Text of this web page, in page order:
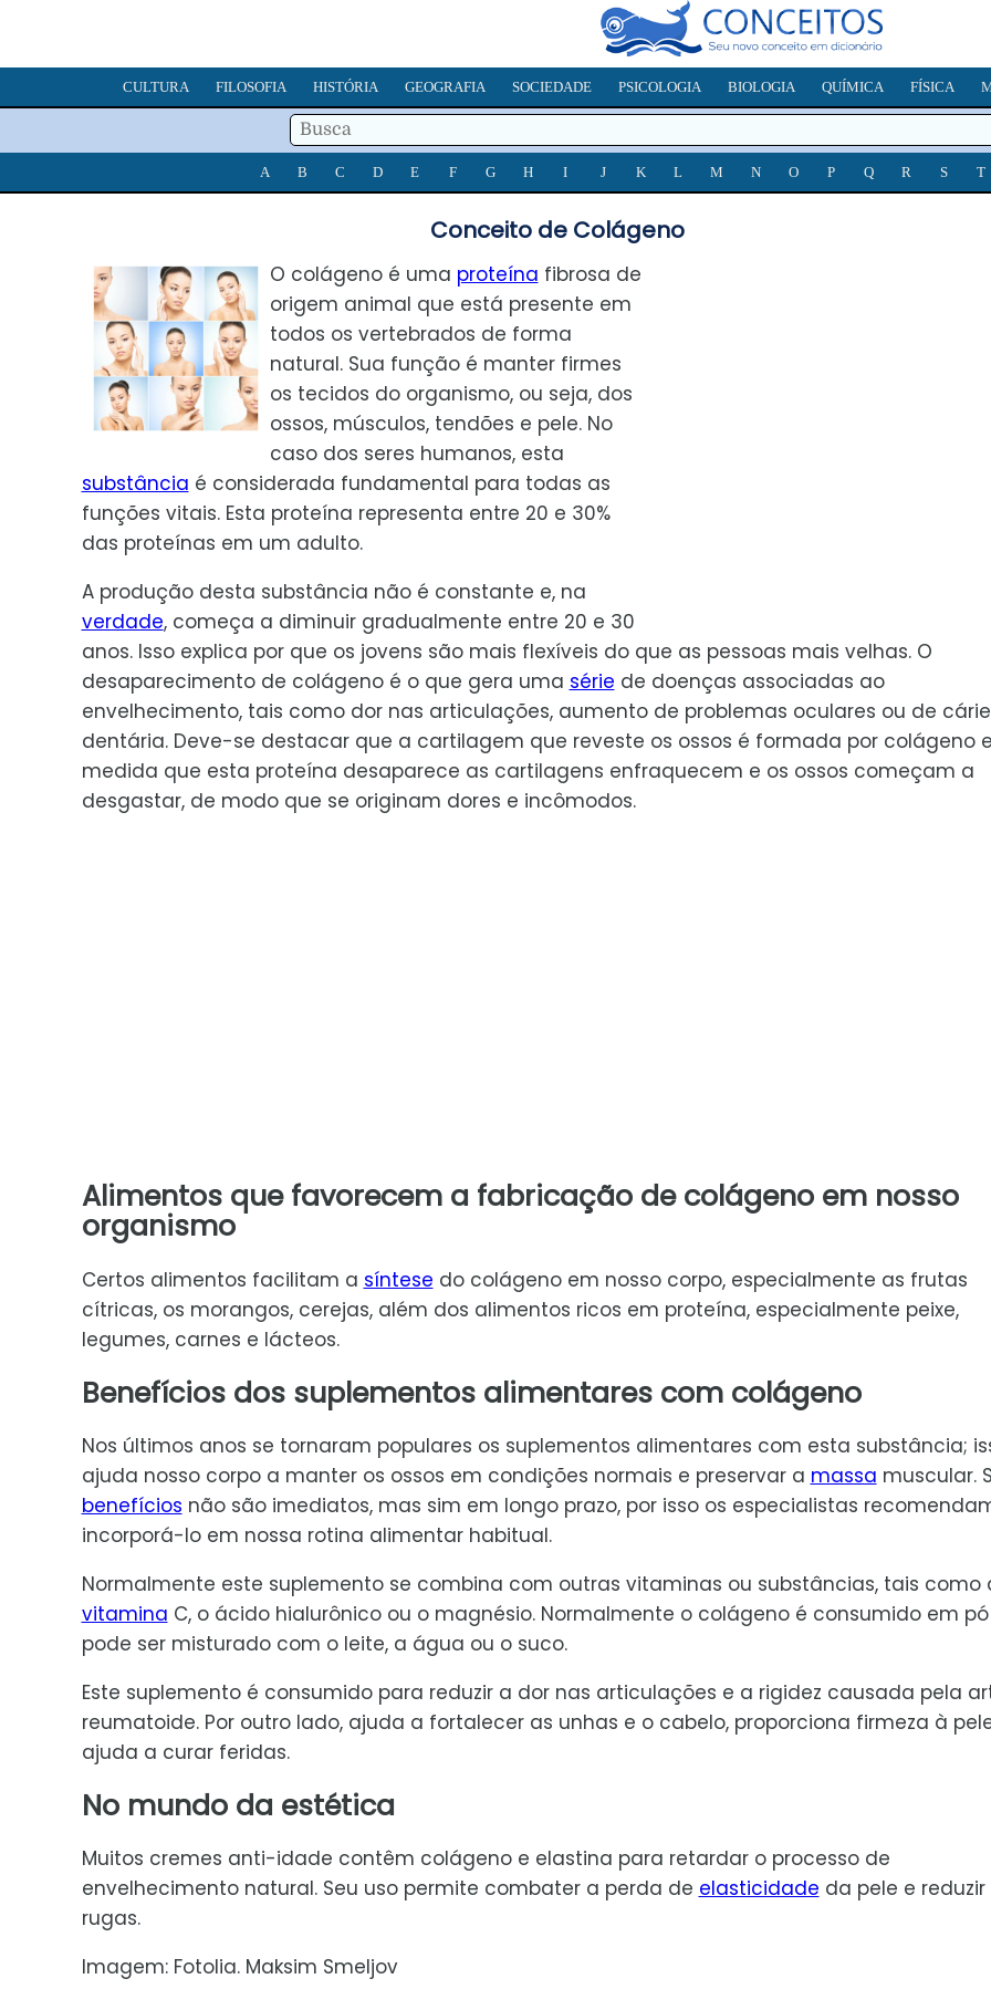
CULTURA FILOSOFIA HISTÓRIA GEOGRAFIA SOCIEDADE PSICOLOGIA BIOLOGIA QUÍMICA FÍSICA
A B C D E F G H I J K L M N O P Q R S T
Conceito de Colágeno
O colágeno é uma proteína fibrosa de
origem animal que está presente em
todos os vertebrados de forma
natural. Sua função é manter firmes
os tecidos do organismo, ou seja, dos
ossos, músculos, tendões e pele. No
caso dos seres humanos, esta
substância é considerada fundamental para todas as
funções vitais. Esta proteína representa entre 20 e 30%
das proteínas em um adulto.
A produção desta substância não é constante e, na
verdade, começa a diminuir gradualmente entre 20 e 30
anos. Isso explica por que os jovens são mais flexíveis do que as pessoas mais velhas. O
desaparecimento de colágeno é o que gera uma série de doenças associadas ao
envelhecimento, tais como dor nas articulações, aumento de problemas oculares ou de cárie
dentária. Deve-se destacar que a cartilagem que reveste os ossos é formada por colágeno
medida que esta proteína desaparece as cartilagens enfraquecem e os ossos começam a
desgastar, de modo que se originam dores e incômodos.
Alimentos que favorecem a fabricação de colágeno em nosso
organismo
Certos alimentos facilitam a síntese do colágeno em nosso corpo, especialmente as frutas
cítricas, os morangos, cerejas, além dos alimentos ricos em proteína, especialmente peixe,
legumes, carnes e lácteos.
Benefícios dos suplementos alimentares com colágeno
Nos últimos anos se tornaram populares os suplementos alimentares com esta substância;
ajuda nosso corpo a manter os ossos em condições normais e preservar a massa muscular.
benefícios não são imediatos, mas sim em longo prazo, por isso os especialistas
incorporá-lo em nossa rotina alimentar habitual.
Normalmente este suplemento se combina com outras vitaminas ou substâncias, tais como
vitamina C, o ácido hialurônico ou o magnésio. Normalmente o colágeno é consumido em
pode ser misturado com o leite, a água ou o suco.
Este suplemento é consumido para reduzir a dor nas articulações e a rigidez causada pela
reumatoide. Por outro lado, ajuda a fortalecer as unhas e o cabelo, proporciona firmeza à
ajuda a curar feridas.
No mundo da estética
Muitos cremes anti-idade contêm colágeno e elastina para retardar o processo de
envelhecimento natural. Seu uso permite combater a perda de elasticidade da pele e reduzir
rugas.
Imagem: Fotolia. Maksim Smeljov